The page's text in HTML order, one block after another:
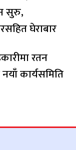
सुरु,
घेराबार
रतन
कार्यसमिति